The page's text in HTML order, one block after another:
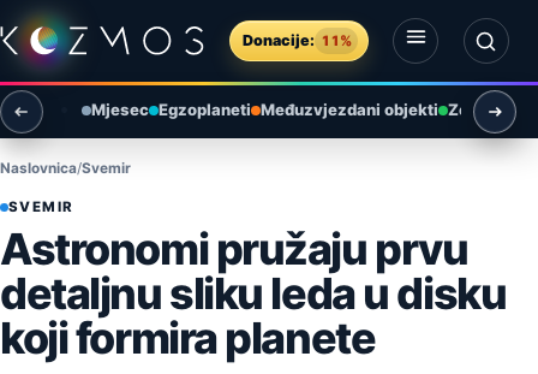
Preskoči na sadržaj
Donacije: 11%
Otvori izbornik
Otvori pretragu
Mjesec Egzoplaneti Međuzvjezdani objekti Zemlja i
Naslovnica Svemir
SVEMIR
Astronomi pružaju prvu
detaljnu sliku leda u disku
koji formira planete